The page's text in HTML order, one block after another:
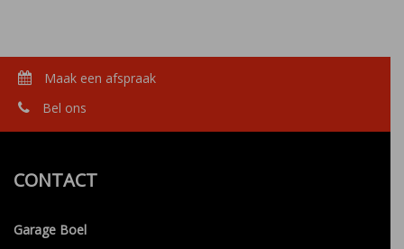
Maak een afspraak
Bel ons
CONTACT
Garage Boel